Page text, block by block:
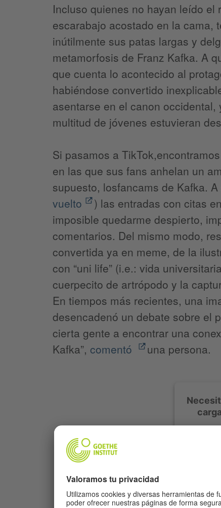
Incluso quienes no hayan leído
escarabajo acostado en la cama,
inútilmente sus patas largas y
metamorfosis de Franz Kafka. A
que cuenta lo acontecido al
habiéndose convertido
asentarse en el canon
multitud de jóvenes estuvieran
Si pasamos a
en las que sus fans anhelan un
supuesto, losfancams de Kafka.
vuelto
) las entradas con citas
imposible quedarme despierto,
comentarios. Del mismo modo,
convertida ya en meme, de la
con “uni life” (i.e.: vida
cuerpecito de artrópodo y la
En tiempos más recientes, una
desencadenó un debate sobre el
cierta gente a encontrar una
Kafka”, comentó una persona.
que